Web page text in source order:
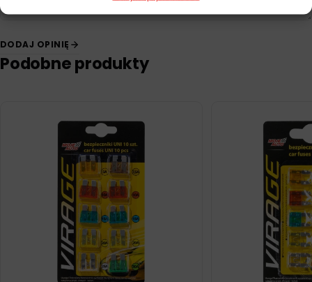
DODAJ OPINIĘ
Podobne produkty